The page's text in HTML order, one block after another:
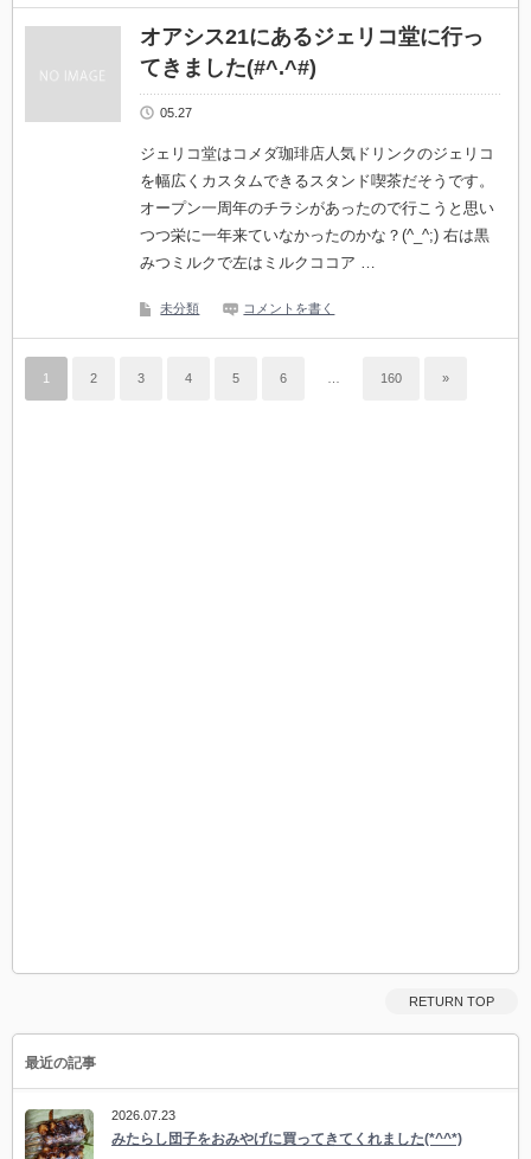
オアシス21にあるジェリコ堂に行っ
てきました(#^.^#)
05.27
ジェリコ堂はコメダ珈琲店人気ドリンクのジェリコ
を幅広くカスタムできるスタンド喫茶だそうです。
オープン一周年のチラシがあったので行こうと思い
つつ栄に一年来ていなかったのかな？(^_^;) 右は黒
みつミルクで左はミルクココア …
未分類 コメントを書く
1 2 3 4 5 6 160 »
RETURN TOP
最近の記事
2026.07.23
みたらし団子をおみやげに買ってきてくれました(*^^*)